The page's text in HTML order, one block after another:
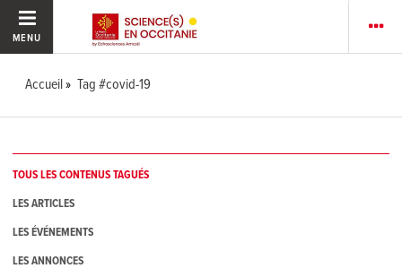
MENU
Accueil Tag #covid-19
TOUS LES CONTENUS TAGUÉS
LES ARTICLES
LES ÉVÉNEMENTS
LES ANNONCES